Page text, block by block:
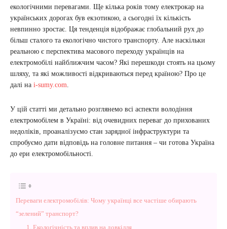
екологічними перевагами. Ще кілька років тому електрокар на
українських дорогах був екзотикою, а сьогодні їх кількість
невпинно зростає. Ця тенденція відображає глобальний рух до
більш сталого та екологічно чистого транспорту. Але наскільки
реальною є перспектива масового переходу українців на
електромобілі найближчим часом? Які перешкоди стоять на цьому
шляху, та які можливості відкриваються перед країною? Про це
далі на i-sumy.com.
У цій статті ми детально розглянемо всі аспекти володіння
електромобілем в Україні: від очевидних переваг до прихованих
недоліків, проаналізуємо стан зарядної інфраструктури та
спробуємо дати відповідь на головне питання – чи готова Україна
до ери електромобільності.
Переваги електромобілів: Чому українці все частіше обирають
“зелений” транспорт?
1. Екологічність та вплив на довкілля